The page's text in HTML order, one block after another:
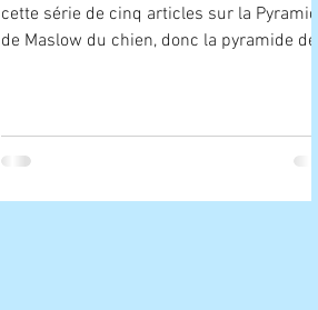
cette série de cinq articles sur la Pyramide
de Maslow du chien, donc la pyramide de